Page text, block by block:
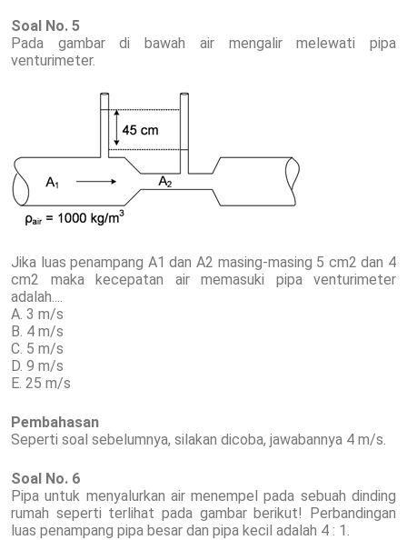
Soal No. 5
Pada gambar di bawah air mengalir melewati pipa
venturimeter.
Jika luas penampang A1 dan A2 masing-masing 5 cm2 dan 4
cm2 maka kecepatan air memasuki pipa venturimeter
adalah....
A. 3 m/s
B. 4 m/s
C. 5 m/s
D. 9 m/s
E. 25 m/s
Pembahasan
Seperti soal sebelumnya, silakan dicoba, jawabannya 4 m/s.
Soal No. 6
Pipa untuk menyalurkan air menempel pada sebuah dinding
rumah seperti terlihat pada gambar berikut! Perbandingan
luas penampang pipa besar dan pipa kecil adalah 4 : 1.